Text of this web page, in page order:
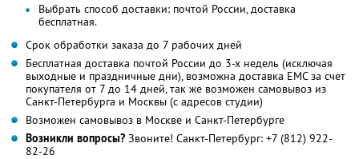
Выбрать способ доставки: почтой России, доставка
бесплатная.
Срок обработки заказа до 7 рабочих дней
Бесплатная доставка почтой России до 3-х недель (исключая
выходные и праздничные дни), возможна доставка ЕМС за счет
покупателя от 7 до 14 дней, так же возможен самовывоз из
Санкт-Петербурга и Москвы (с адресов студии)
Возможен самовывоз в Москве и Санкт-Петербурге
Возникли вопросы? Звоните! Санкт-Петербург: +7 (812) 922-
82-26